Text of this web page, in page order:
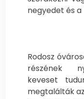
negyedet és
Rodosz
részének
keveset
megtalálták